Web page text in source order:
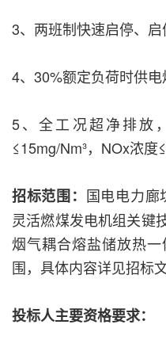
3、两班制快速启停、启
4、30%额定负荷时供电
5、全工况超净排放
≤15mg/Nm³，NOx浓度
招标范围： 国电电力廊
灵活燃煤发电机组关键
烟气耦合熔盐储放热
围，具体内容详见招标
投标人主要资格要求：